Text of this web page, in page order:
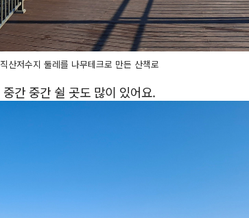
직산저수지 둘레를 나무테크로 만든 산책로
중간 중간 쉴 곳도 많이 있어요.